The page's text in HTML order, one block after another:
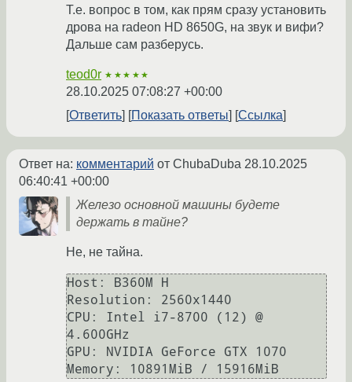
Т.е. вопрос в том, как прям сразу установить
дрова на radeon HD 8650G, на звук и вифи?
Дальше сам разберусь.
teod0r ★★★★★
28.10.2025 07:08:27 +00:00
Ответить
Показать ответы Ссылка
Ответ на: комментарий от ChubaDuba 28.10.2025
06:40:41 +00:00
Железо основной машины будете
держать в тайне?
Не, не тайна.
Host: B360M H
Resolution: 2560x1440
CPU: Intel i7-8700 (12) @
4.600GHz
GPU: NVIDIA GeForce GTX 1070